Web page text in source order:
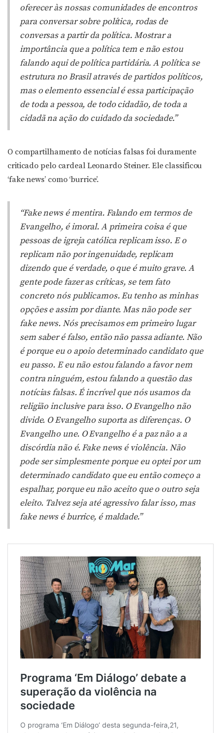
oferecer às nossas comunidades de encontros
para conversar sobre política, rodas de
conversas a partir da política. Mostrar a
importância que a política tem e não estou
falando aqui de política partidária. A política se
estrutura no Brasil através de partidos políticos,
mas o elemento essencial é essa participação
de toda a pessoa, de todo cidadão, de toda a
cidadã na ação do cuidado da sociedade.”
O compartilhamento de notícias falsas foi duramente
criticado pelo cardeal Leonardo Steiner. Ele classificou
‘fake news’ como ‘burrice’.
“Fake news é mentira. Falando em termos de
Evangelho, é imoral. A primeira coisa é que
pessoas de igreja católica replicam isso. E o
replicam não por ingenuidade, replicam
dizendo que é verdade, o que é muito grave. A
gente pode fazer as críticas, se tem fato
concreto nós publicamos. Eu tenho as minhas
opções e assim por diante. Mas não pode ser
fake news. Nós precisamos em primeiro lugar
sem saber é falso, então não passa adiante. Não
é porque eu o apoio determinado candidato que
eu passo. E eu não estou falando a favor nem
contra ninguém, estou falando a questão das
notícias falsas. É incrível que nós usamos da
religião inclusive para isso. O Evangelho não
divide. O Evangelho suporta as diferenças. O
Evangelho une. O Evangelho é a paz não a a
discórdia não é. Fake news é violência. Não
pode ser simplesmente porque eu optei por um
determinado candidato que eu então começo a
espalhar, porque eu não aceito que o outro seja
eleito. Talvez seja até agressivo falar isso, mas
fake news é burrice, é maldade.”